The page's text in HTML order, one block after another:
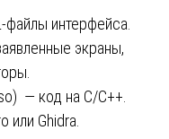
интерфейса.
экраны,
— код на C/C++.
или Ghidra.